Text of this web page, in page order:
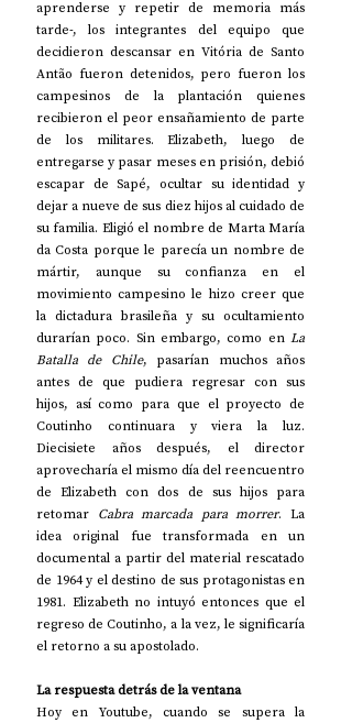
aprenderse y repetir de memoria más
tarde-, los integrantes del equipo que
decidieron descansar en Vitória de Santo
Antão fueron detenidos, pero fueron los
campesinos de la plantación quienes
recibieron el peor ensañamiento de parte
de los militares. Elizabeth, luego de
entregarse y pasar meses en prisión, debió
escapar de Sapé, ocultar su identidad y
dejar a nueve de sus diez hijos al cuidado de
su familia. Eligió el nombre de Marta María
da Costa porque le parecía un nombre de
mártir, aunque su confianza en el
movimiento campesino le hizo creer que
la dictadura brasileña y su ocultamiento
durarían poco. Sin embargo, como en La
Batalla de Chile, pasarían muchos años
antes de que pudiera regresar con sus
hijos, así como para que el proyecto de
Coutinho continuara y viera la luz.
Diecisiete años después, el director
aprovecharía el mismo día del reencuentro
de Elizabeth con dos de sus hijos para
retomar Cabra marcada para morrer. La
idea original fue transformada en un
documental a partir del material rescatado
de 1964 y el destino de sus protagonistas en
1981. Elizabeth no intuyó entonces que el
regreso de Coutinho, a la vez, le significaría
el retorno a su apostolado.
La respuesta detrás de la ventana
Hoy en Youtube, cuando se supera la